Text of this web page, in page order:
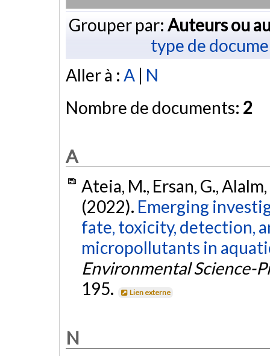
Grouper par: Auteurs ou
type de
Aller à : A | N
Nombre de documents: 2
A
Ateia, M., Ersan, G.,
(2022). Emerging
fate, toxicity, detection,
micropollutants in
Environmental Science-
195.
Lien externe
N